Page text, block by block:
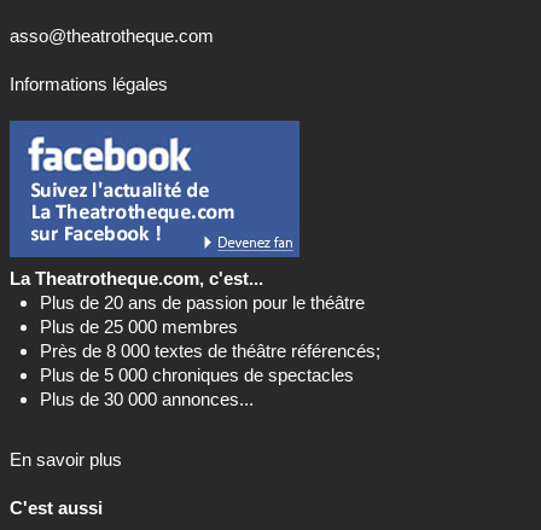
asso@theatrotheque.com
Informations légales
La Theatrotheque.com, c'est...
Plus de 20 ans de passion pour le théâtre
Plus de 25 000 membres
Près de 8 000 textes de théâtre référencés;
Plus de 5 000 chroniques de spectacles
Plus de 30 000 annonces...
En savoir plus
C'est aussi